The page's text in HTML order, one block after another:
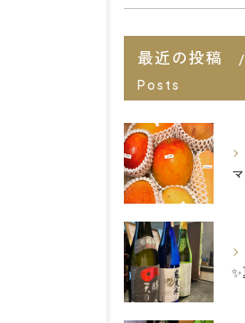
最近の投稿
Posts